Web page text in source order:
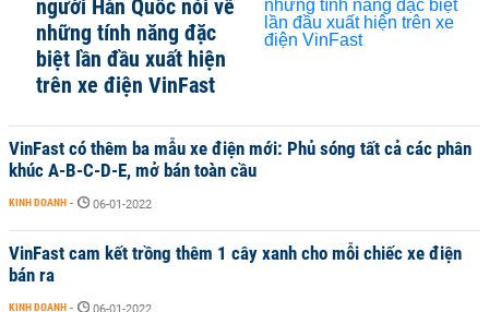
người Hàn Quốc nói về
những tính năng đặc
biệt lần đầu xuất hiện
trên xe điện VinFast
VinFast có thêm ba mẫu xe điện mới: Phủ sóng tất cả các phân
khúc A-B-C-D-E, mở bán toàn cầu
KINH DOANH - 06-01-2022
VinFast cam kết trồng thêm 1 cây xanh cho mỗi chiếc xe điện
bán ra
KINH DOANH -